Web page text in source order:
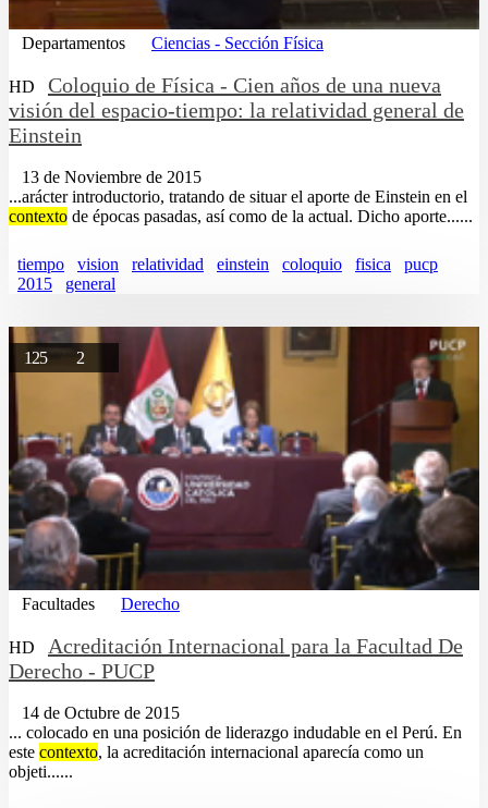
Departamentos Ciencias - Sección Física
HD
Coloquio de Física - Cien años de una nueva
visión del espacio-tiempo: la relatividad general de
Einstein
13 de Noviembre de 2015
...arácter introductorio, tratando de situar el aporte de Einstein en el
contexto de épocas pasadas, así como de la actual. Dicho aporte......
tiempo vision relatividad einstein coloquio fisica
pucp
2015
general
125 2
Facultades Derecho
HD
Acreditación Internacional para la Facultad De
Derecho - PUCP
14 de Octubre de 2015
... colocado en una posición de liderazgo indudable en el Perú. En
este contexto, la acreditación internacional aparecía como un
objeti......